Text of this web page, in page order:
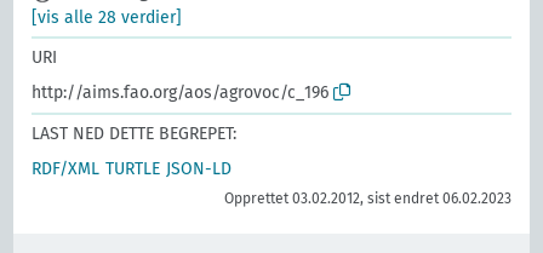
[vis alle 28 verdier]
URI
http://aims.fao.org/aos/agrovoc/c_196
LAST NED DETTE BEGREPET:
RDF/XML TURTLE JSON-LD
Opprettet 03.02.2012, sist endret 06.02.2023